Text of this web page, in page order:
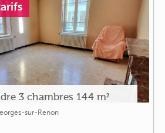
3 chambres 144 m²
sur-Renon